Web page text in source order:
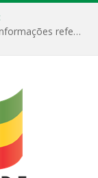
Relatórios Detalhados contendo todas as informações referentes a execução de recursos destinados ao fomento de projetos culturais no Município de Jacundá entre os anos de 2022 ao presente ano de 2026.